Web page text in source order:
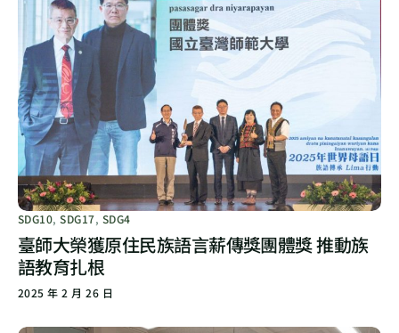
SDG10,SDG17, SDG4
臺師大榮獲原住民族語言薪傳獎團體獎 推動族
語教育扎根
2025 年 2 月 26 日